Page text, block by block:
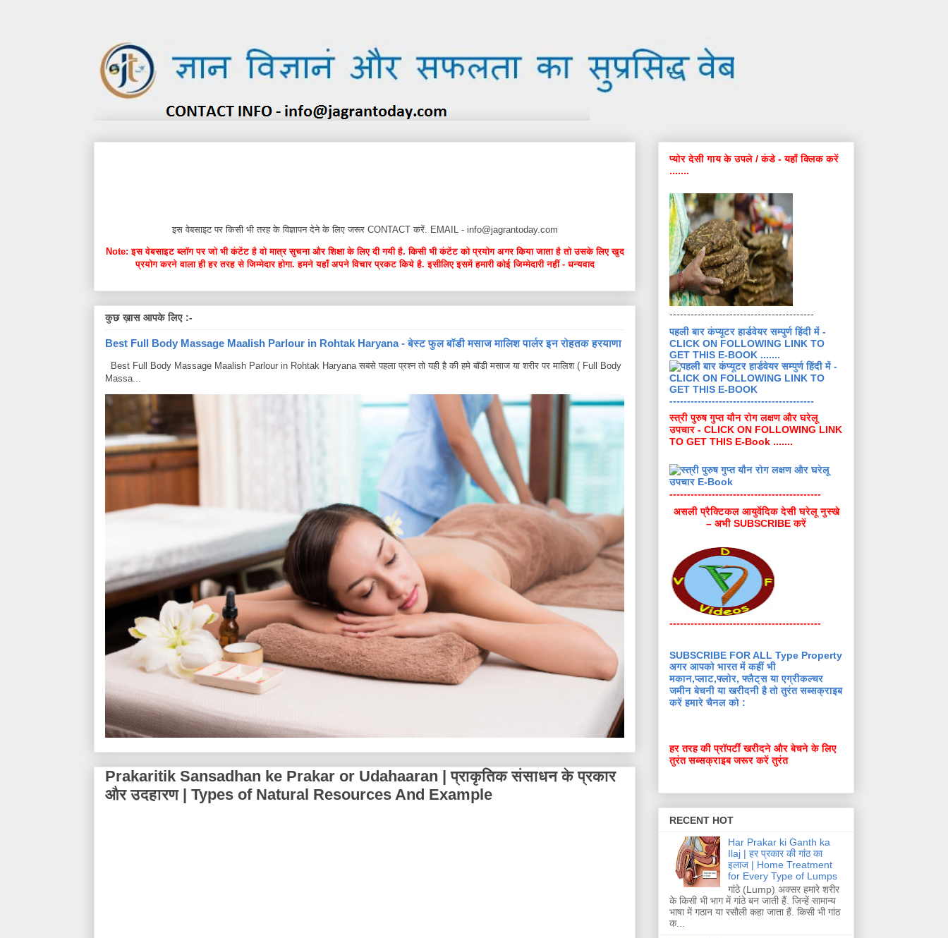
इस वेबसाइट पर किसी भी तरह के विज्ञापन देने के लिए जरूर CONTACT करें. EMAIL - info@jagrantoday.com
Note: इस वेबसाइट ब्लॉग पर जो भी कंटेंट है वो मात्र सुचना और शिक्षा के लिए दी गयी है. किसी भी कंटेंट को प्रयोग अगर किया जाता है तो उसके लिए खुद
प्रयोग करने वाला ही हर तरह से जिम्मेदार होगा. हमने यहाँ अपने विचार प्रकट किये है. इसीलिए इसमें हमारी कोई जिम्मेदारी नहीं - धन्यवाद
कुछ ख़ास आपके लिए :-
Best Full Body Massage Maalish Parlour in Rohtak Haryana - बेस्ट फुल बॉडी मसाज मालिश पार्लर इन रोहतक हरयाणा
Best Full Body Massage Maalish Parlour in Rohtak Haryana सबसे पहला प्रश्न तो यही है की हमे बॉडी मसाज या शरीर पर मालिश ( Full Body
Massa...
Prakaritik Sansadhan ke Prakar or Udahaaran | प्राकृतिक संसाधन के प्रकार
और उदहारण | Types of Natural Resources And Example
प्योर देसी गाय के उपले / कंडे - यहाँ क्लिक करें
.......
-----------------------------------------
पहली बार कंप्यूटर हार्डवेयर सम्पुर्ण हिंदी में -
CLICK ON FOLLOWING LINK TO
GET THIS E-BOOK .......
-----------------------------------------
स्त्री पुरुष गुप्त यौन रोग लक्षण और घरेलू
उपचार - CLICK ON FOLLOWING LINK
TO GET THIS E-Book .......
-------------------------------------------
असली प्रैक्टिकल आयुर्वेदिक देसी घरेलू नुस्खे
– अभी SUBSCRIBE करें
-------------------------------------------
SUBSCRIBE FOR ALL Type Property
अगर आपको भारत में कहीं भी
मकान,प्लाट,फ्लोर, फ्लैट्स या एग्रीकल्चर
जमीन बेचनी या खरीदनी है तो तुरंत सब्सक्राइब
करें हमारे चैनल को :
हर तरह की प्रॉपर्टी खरीदने और बेचने के लिए
तुरंत सब्सक्राइब जरूर करें तुरंत
RECENT HOT
Har Prakar ki Ganth ka
Ilaj | हर प्रकार की गांठ का
इलाज | Home Treatment
for Every Type of Lumps
गांठे (Lump) अक्सर हमारे शरीर
के किसी भी भाग में गांठे बन जाती हैं. जिन्हें सामान्य
भाषा में गठान या रसौली कहा जाता हैं. किसी भी गांठ
क...